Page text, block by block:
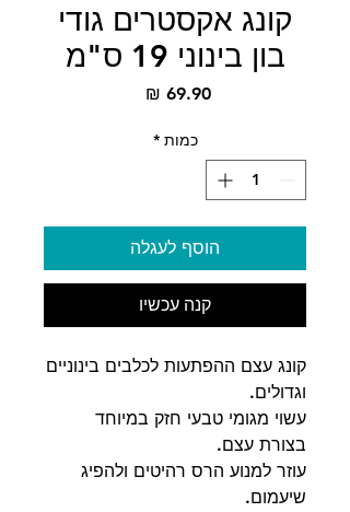
קונג אקסטרים גודי
בון בינוני 19 ס"מ
‏69.90 ‏₪
כמות *
הוסף לעגלה
קנה עכשיו
קונג עצם ההפתעות לכלבים בינוניים
וגדולים.
עשוי מגומי טבעי חזק במיוחד
בצורת עצם.
עוזר למנוע הרס רהיטים ולהפיג
שיעמום.